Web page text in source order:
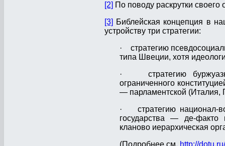
[2] По поводу раскрутки
[3] Библейская концепция в
устройству три стратегии:
· стратегию
типа Швеции, хотя
· стратегию
ограниченного
— парламентской (Италия,
· стратегию национал-
государства — де-факто
кланово иерархическая